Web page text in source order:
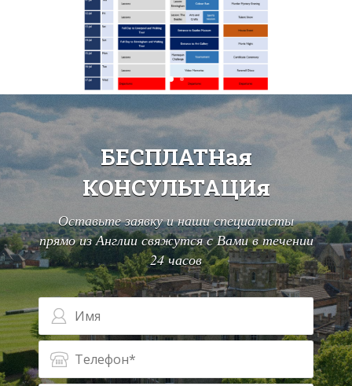
БЕСПЛАТНая
КОНСУЛЬТАЦИя
Оставьте заявку и наши специалисты
прямо из Англии свяжутся с Вами в течении
24 часов